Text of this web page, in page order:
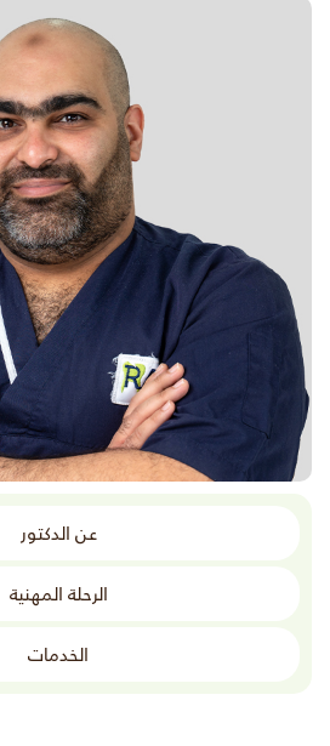
عن الدكتور
الرحلة المهنية
الخدمات